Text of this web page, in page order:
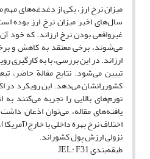
میزان نرخ ارز، یکی از دغدغه‌های
سال‌های اخیر میزان نرخ ارز بوده
غیرواقعی بودن نرخ ارزاند. که خود
می‌شوند، برخی معتقد به کاهش و
ارزاند. در این بررسی، با به کارگیری
تبیین می‌شود. نتایج مقالة حاضر،
کشوررانشان می‌دهد. این رویکرد در
تورم‌های بالایی را تجربه می‌کنند
یافته‌های مقاله، می‌توان اذعان
اختلاف نرخ بهرة داخلی با
نزولی ارزش پول کشوراند.
طبقه‌بندی JEL: F31